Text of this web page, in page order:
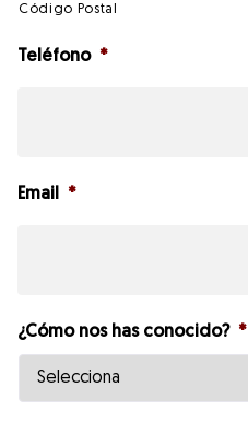
Código Postal
Teléfono *
Email *
¿Cómo nos has conocido? *